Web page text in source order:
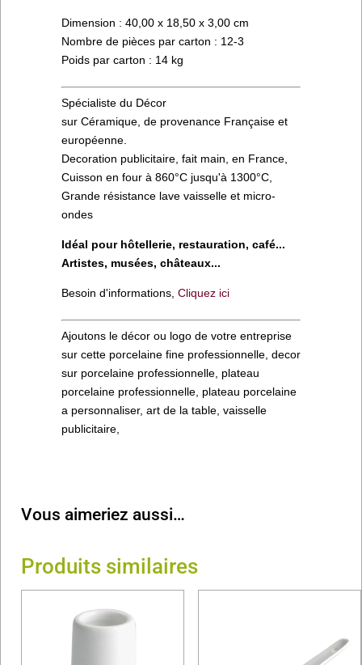
Dimension : 40,00 x 18,50 x 3,00 cm
Nombre de pièces par carton : 12-3
Poids par carton : 14 kg
Spécialiste du Décor
sur Céramique, de provenance Française et
européenne.
Decoration publicitaire, fait main, en France,
Cuisson en four à 860°C jusqu'à 1300°C,
Grande résistance lave vaisselle et micro-
ondes
Idéal pour hôtellerie, restauration, café...
Artistes, musées, châteaux...
Besoin d'informations, Cliquez ici
Ajoutons le décor ou logo de votre entreprise
sur cette porcelaine fine professionnelle, decor
sur porcelaine professionnelle, plateau
porcelaine professionnelle, plateau porcelaine
a personnaliser, art de la table, vaisselle
publicitaire,
Vous aimeriez aussi…
Produits similaires